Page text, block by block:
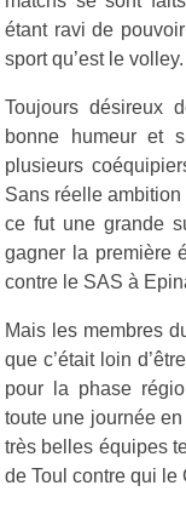
étant ravi de
sport qu’est le volley.
Toujours désireux
bonne humeur et
plusieurs
Sans réelle ambition
ce fut une grande
gagner la première
contre le SAS à
Mais les membres
que c’était loin
pour la phase
toute une journée
très belles équipes
de Toul contre qui le